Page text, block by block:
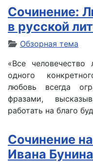
Сочинение:
в русской
Обзорная тема
«Все
одного
любовь всегда
фразами,
работать на благо
Сочинение
Ивана Бунина